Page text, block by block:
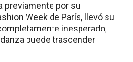
previamente por su
Week de París, llevó su
inesperado,
puede trascender